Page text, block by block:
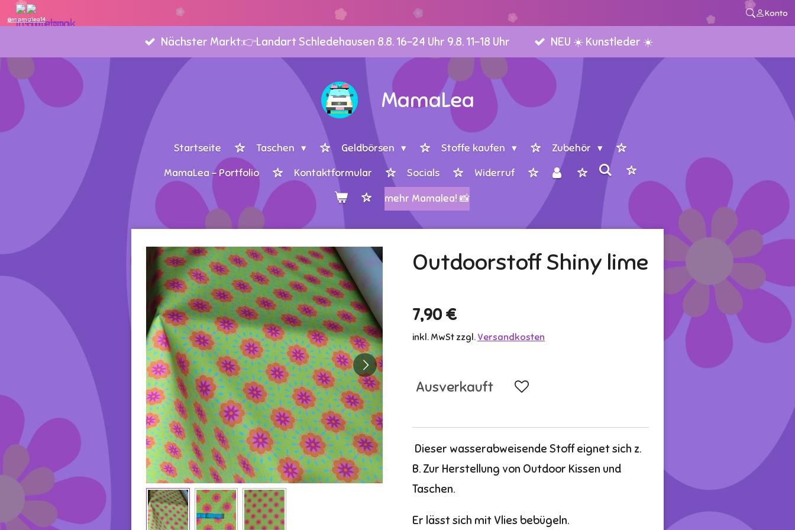
@mamalea14
Konto
Zum
springen
Nächster Markt:👉Landart Schledehausen 8.8. 16-24 Uhr 9.8. 11-18 Uhr NEU ☀️ Kunstleder ☀️
MamaLea
Startseite Taschen Geldbörsen Stoffe kaufen
Zubehör
MamaLea - Portfolio
Kontaktformular Socials Widerruf
mehr Mamalea! 📸
Outdoorstoff Shiny lime
7,90 €
inkl. MwSt zzgl. Versandkosten
Ausverkauft
Dieser wasserabweisende Stoff eignet sich z.
B. Zur Herstellung von Outdoor Kissen und
Taschen.
Er lässt sich mit Vlies bebügeln.